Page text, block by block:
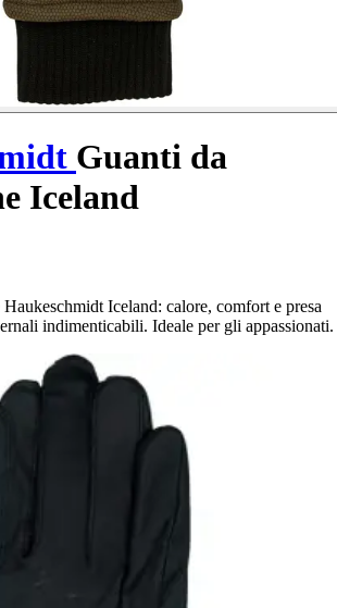
Guanti da
Iceland
Iceland: calore, comfort e presa
indimenticabili. Ideale per gli appassionati.